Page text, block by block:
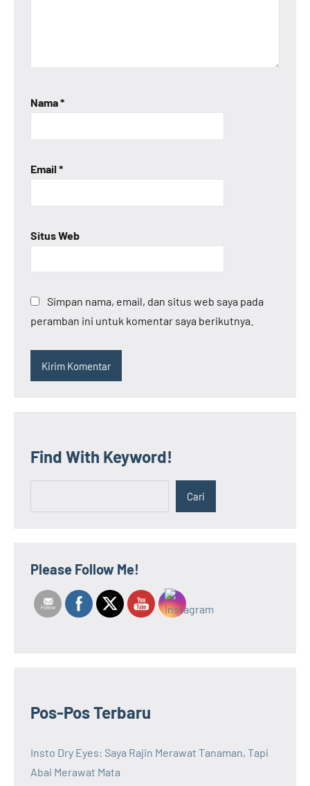
Nama*
Email *
Situs Web
Simpan nama, email, dan situs web saya pada
peramban ini untuk komentar saya berikutnya.
Find With Keyword!
Cari
Please Follow Me!
Pos-Pos Terbaru
Insto Dry Eyes: Saya Rajin Merawat Tanaman, Tapi
Abai Merawat Mata